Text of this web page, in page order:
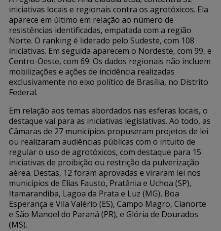
iniciativas locais e regionais contra os agrotóxicos. Ela
aparece em último em relação ao número de
resistências identificadas, empatada com a região
Norte. O ranking é liderado pelo Sudeste, com 108
iniciativas. Em seguida aparecem o Nordeste, com 99, e
Centro-Oeste, com 69. Os dados regionais não incluem
mobilizações e ações de incidência realizadas
exclusivamente no eixo político de Brasília, no Distrito
Federal.
Em relação aos temas abordados nas esferas locais, o
destaque vai para as iniciativas legislativas. Ao todo, as
Câmaras de 27 municípios propuseram projetos de lei
ou realizaram audiências públicas com o intuito de
regular o uso de agrotóxicos, com destaque para 15
iniciativas de proibição ou restrição da pulverização
aérea. Destas, 12 foram aprovadas e viraram lei nos
municípios de Elias Fausto, Pratânia e Uchoa (SP),
Itamarandiba, Lagoa da Prata e Luz (MG), Boa
Esperança e Vila Valério (ES), Campo Magro, Cianorte
e São Manoel do Paraná (PR), e Glória de Dourados
(MS).